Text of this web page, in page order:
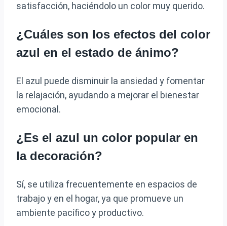
satisfacción, haciéndolo un color muy querido.
¿Cuáles son los efectos del color
azul en el estado de ánimo?
El azul puede disminuir la ansiedad y fomentar
la relajación, ayudando a mejorar el bienestar
emocional.
¿Es el azul un color popular en
la decoración?
Sí, se utiliza frecuentemente en espacios de
trabajo y en el hogar, ya que promueve un
ambiente pacífico y productivo.